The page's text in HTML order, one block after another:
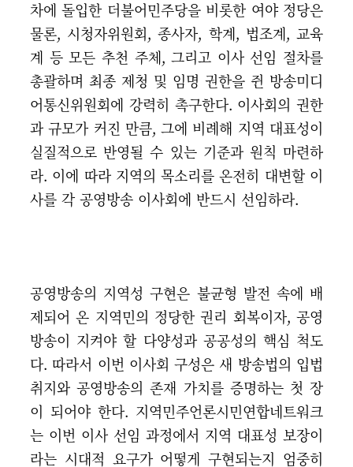
차에 돌입한 더불어민주당을 비롯한 여야 정당은
물론, 시청자위원회, 종사자, 학계, 법조계, 교육
계 등 모든 추천 주체, 그리고 이사 선임 절차를
총괄하며 최종 제청 및 임명 권한을 쥔 방송미디
어통신위원회에 강력히 촉구한다. 이사회의 권한
과 규모가 커진 만큼, 그에 비례해 지역 대표성이
실질적으로 반영될 수 있는 기준과 원칙 마련하
라. 이에 따라 지역의 목소리를 온전히 대변할 이
사를 각 공영방송 이사회에 반드시 선임하라.
공영방송의 지역성 구현은 불균형 발전 속에 배
제되어 온 지역민의 정당한 권리 회복이자, 공영
방송이 지켜야 할 다양성과 공공성의 핵심 척도
다. 따라서 이번 이사회 구성은 새 방송법의 입법
취지와 공영방송의 존재 가치를 증명하는 첫 장
이 되어야 한다. 지역민주언론시민연합네트워크
는 이번 이사 선임 과정에서 지역 대표성 보장이
라는 시대적 요구가 어떻게 구현되는지 엄중히